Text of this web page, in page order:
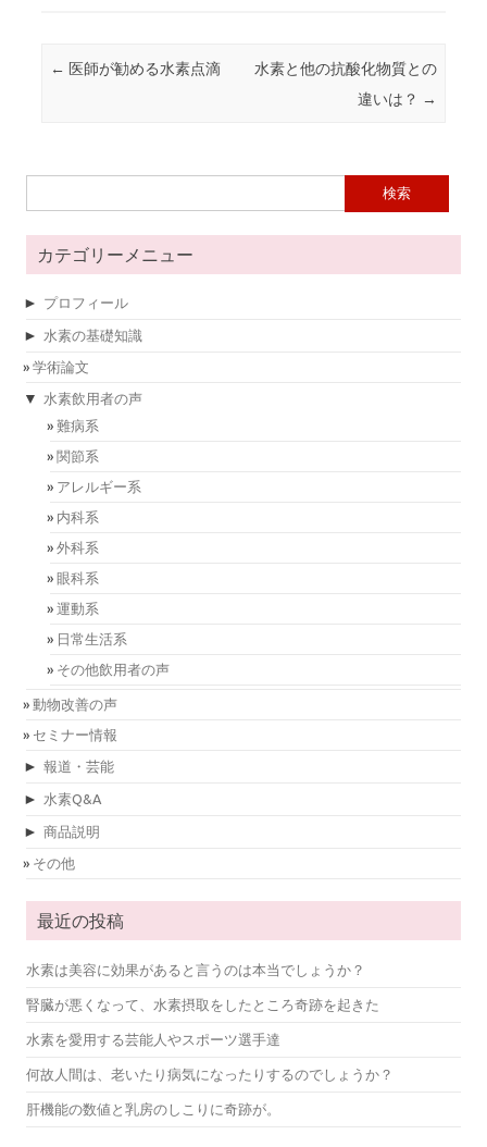
投稿ナビゲーション
← 医師が勧める水素点滴
水素と他の抗酸化物質との
違いは？ →
カテゴリーメニュー
► プロフィール
► 水素の基礎知識
学術論文
▼
水素飲用者の声
難病系
関節系
アレルギー系
内科系
外科系
眼科系
運動系
日常生活系
その他飲用者の声
動物改善の声
セミナー情報
► 報道・芸能
► 水素Q&A
► 商品説明
その他
最近の投稿
水素は美容に効果があると言うのは本当でしょうか？
腎臓が悪くなって、水素摂取をしたところ奇跡を起きた
水素を愛用する芸能人やスポーツ選手達
何故人間は、老いたり病気になったりするのでしょうか？
肝機能の数値と乳房のしこりに奇跡が。